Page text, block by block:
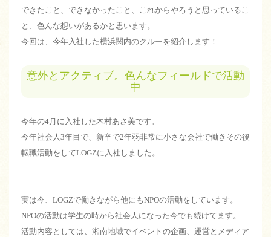
できたこと、できなかったこと、これからやろうと思っているこ
と、色んな想いがあるかと思います。
今回は、今年入社した横浜関内のクルーを紹介します！
意外とアクティブ。色んなフィールドで活動
中
今年の4月に入社した木村あさ美です。
今年社会人3年目で、新卒で2年弱非常に小さな会社で働きその後
転職活動をしてLOGZに入社しました。
実は今、LOGZで働きながら他にもNPOの活動をしています。
NPOの活動は学生の時から社会人になった今でも続けてます。
活動内容としては、湘南地域でイベントの企画、運営とメディア